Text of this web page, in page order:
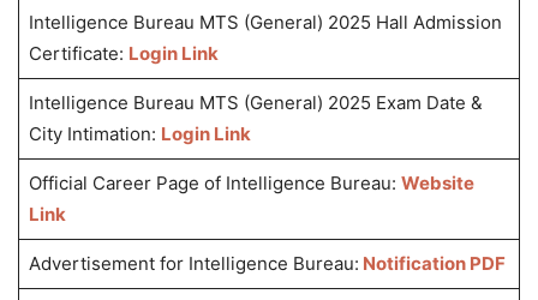
Intelligence Bureau MTS (General) 2025 Hall Admission
Certificate: Login Link
Intelligence Bureau MTS (General) 2025 Exam Date &
City Intimation: Login Link
Official Career Page of Intelligence Bureau: Website
Link
Advertisement for Intelligence Bureau: Notification PDF